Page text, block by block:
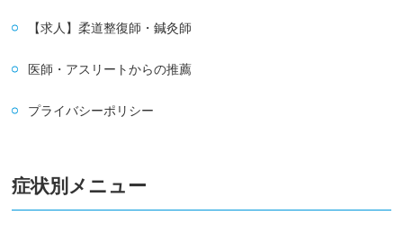
【求人】柔道整復師・鍼灸師
医師・アスリートからの推薦
プライバシーポリシー
症状別メニュー